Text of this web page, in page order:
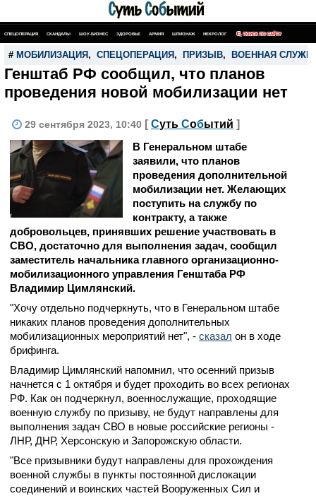
СПЕЦОПЕРАЦИЯ СКАНДАЛЫ ШОУ-БИЗНЕС ЗДОРОВЬЕ АРМИЯ ШПИОНАЖ НЕКРОЛОГ ПОИСК ПО САЙТУ
# МОБИЛИЗАЦИЯ , СПЕЦОПЕРАЦИЯ , ПРИЗЫВ, ВОЕННАЯ
Генштаб РФ сообщил, что планов
проведения новой мобилизации нет
29 сентября 2023, 10:40 [ Суть Событий ]
В Генеральном штабе
заявили, что планов
проведения дополнительной
мобилизации нет. Желающих
поступить на службу по
контракту, а также
добровольцев, принявших решение участвовать в
СВО, достаточно для выполнения задач, сообщил
заместитель начальника главного организационно-
мобилизационного управления Генштаба РФ
Владимир Цимлянский.
"Хочу отдельно подчеркнуть, что в Генеральном штабе
никаких планов проведения дополнительных
мобилизационных мероприятий нет", - сказал он в ходе
брифинга.
Владимир Цимлянский напомнил, что осенний призыв
начнется с 1 октября и будет проходить во всех регионах
РФ. Как он подчеркнул, военнослужащие, проходящие
военную службу по призыву, не будут направлены для
выполнения задач СВО в новые российские регионы -
ЛНР, ДНР, Херсонскую и Запорожскую области.
"Все призывники будут направлены для прохождения
военной службы в пункты постоянной дислокации
соединений и воинских частей Вооруженных Сил и